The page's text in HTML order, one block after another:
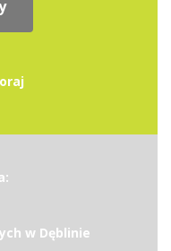
w Dęblinie